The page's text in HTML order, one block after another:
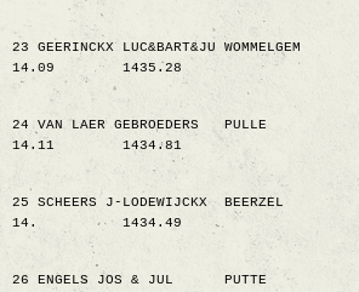
23 GEERINCKX LUC&BART&JU WOMMELGEM
14.09
1435.28
24 VAN LAER GEBROEDERS PULLE
14.11
1434.81
25 SCHEERS J-LODEWIJCKX BEERZEL
14.
1434.49
26 ENGELS JOS & JUL PUTTE